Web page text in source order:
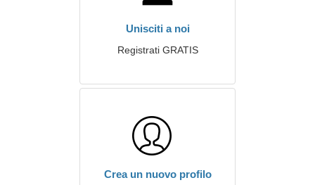
Unisciti a noi
Registrati GRATIS
Crea un nuovo profilo